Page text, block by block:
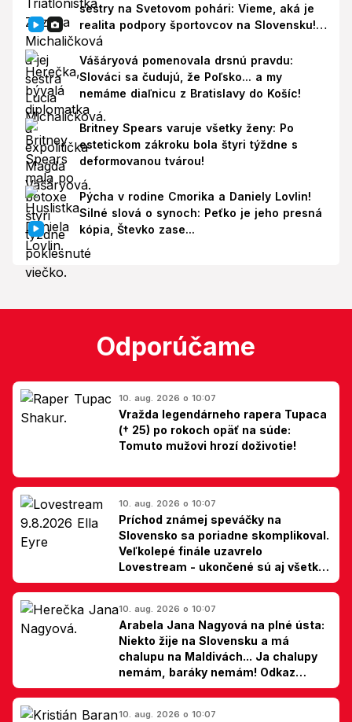
sestry na Svetovom pohári: Vieme, aká je
realita podpory športovcov na Slovensku!
Prišla reakcia
Vášáryová pomenovala drsnú pravdu:
Slováci sa čudujú, že Poľsko... a my
nemáme diaľnicu z Bratislavy do Košíc!
Britney Spears varuje všetky ženy: Po
estetickom zákroku bola štyri týždne s
deformovanou tvárou!
Pýcha v rodine Cmorika a Daniely Lovlin!
Silné slová o synoch: Peťko je jeho presná
kópia, Števko zase...
Odporúčame
10. aug. 2026 o 10:07
Vražda legendárneho rapera Tupaca
(† 25) po rokoch opäť na súde:
Tomuto mužovi hrozí doživotie!
10. aug. 2026 o 10:07
Príchod známej speváčky na
Slovensko sa poriadne skomplikoval.
Veľkolepé finále uzavrelo
Lovestream - ukončené sú aj všetky
špekulácie
10. aug. 2026 o 10:07
Arabela Jana Nagyová na plné ústa:
Niekto žije na Slovensku a má
chalupu na Maldivách... Ja chalupy
nemám, baráky nemám! Odkaz
Slovákom
10. aug. 2026 o 10:07